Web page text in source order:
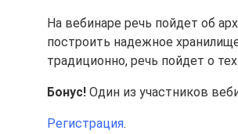
На вебинаре речь пойдет об
построить надежное
традиционно, речь пойдет о
Бонус! Один из участников
Регистрация.